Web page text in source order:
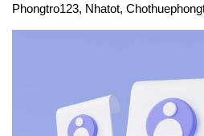
Phongtro123, Nhatot,